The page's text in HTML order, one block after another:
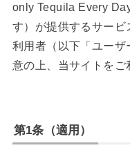
only Tequila Every
す）が提供するサービ
利用者（以下「ユー
意の上、当サイトをご
第1条（適用）